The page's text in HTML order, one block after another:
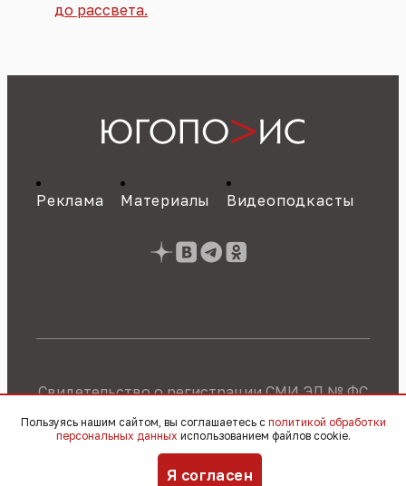
до рассвета.
Реклама Материалы Видеоподкасты
Свидетельство о регистрации СМИ ЭЛ № ФС
обработке персональных данных
© 2010 – 2026, OOO «Югополис» / 16+
Пользуясь нашим сайтом, вы соглашаетесь с политикой обработки
персональных данных использованием файлов cookie.
Я согласен